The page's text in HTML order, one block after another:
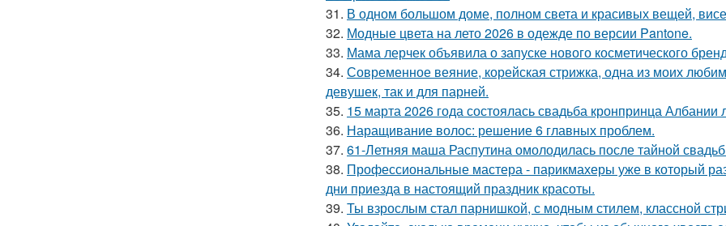
31. В одном большом доме, полном света и красивых вещей,
32. Модные цвета на лето 2026 в одежде по версии Pantone.
33. Мама лерчек объявила о запуске нового косметического
34. Современное веяние, корейская стрижка, одна из моих
девушек, так и для парней.
35. 15 марта 2026 года состоялась свадьба кронпринца Албании
36. Наращивание волос: решение 6 главных проблем.
37. 61-Летняя маша Распутина омолодилась после тайной
38. Профессиональные мастера - парикмахеры уже в который
дни приезда в настоящий праздник красоты.
39. Ты взрослым стал парнишкой, с модным стилем, классной